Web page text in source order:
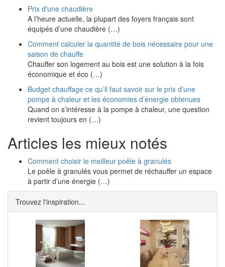
Prix d'une chaudière
A l’heure actuelle, la plupart des foyers français sont
équipés d’une chaudière (…)
Comment calculer la quantité de bois nécessaire pour une
saison de chauffe
Chauffer son logement au bois est une solution à la fois
économique et éco (…)
Budget chauffage ce qu’il faut savoir sur le prix d’une
pompe à chaleur et les économies d’énergie obtenues
Quand on s’intéresse à la pompe à chaleur, une question
revient toujours en (…)
Articles les mieux notés
Comment choisir le meilleur poêle à granulés
Le poêle à granulés vous permet de réchauffer un espace
à partir d’une énergie (…)
Trouvez l'inspiration...